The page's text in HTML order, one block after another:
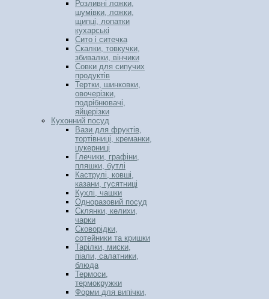
Розливні ложки,
шумівки, ложки,
щипці, лопатки
кухарські
Сито і ситечка
Скалки, товкучки,
збивалки, вінчики
Совки для сипучих
продуктів
Тертки, шинковки,
овочерізки,
подрібнювачі,
яйцерізки
Кухонний посуд
Вази для фруктів,
тортівниці, креманки,
цукерниці
Глечики, графіни,
пляшки, бутлі
Каструлі, ковші,
казани, гусятниці
Кухлі, чашки
Одноразовий посуд
Склянки, келихи,
чарки
Сковорідки,
сотейники та кришки
Тарілки, миски,
піали, салатники,
блюда
Термоси,
термокружки
Форми для випічки,